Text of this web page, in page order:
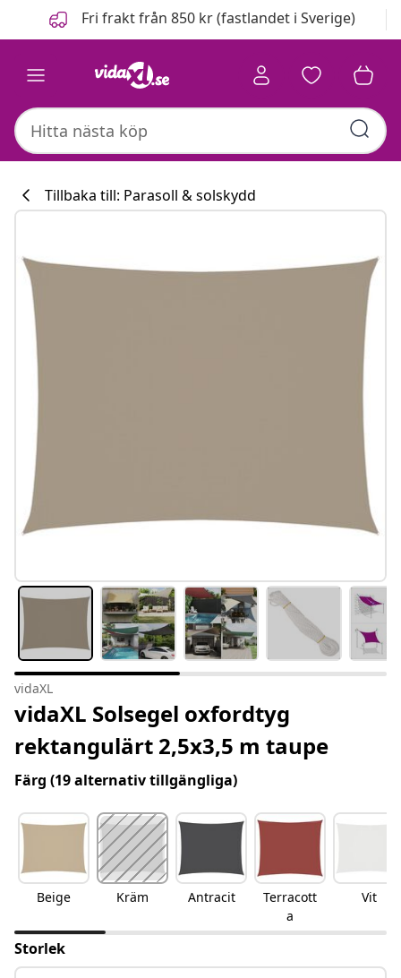
FöregåendeFri frakt från 850 kr (fastlandet i Sverige)
Tillbaka till: Parasoll & solskydd
vidaXL
vidaXL Solsegel oxfordtyg
rektangulärt 2,5x3,5 m taupe
Färg (19 alternativ tillgängliga)
Beige Kräm Antracit
Terracott
a
Vit
Storlek